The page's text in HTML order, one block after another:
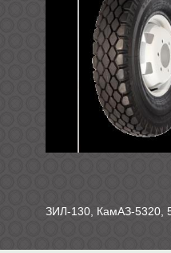
ЗИЛ-130, КамАЗ-5320,